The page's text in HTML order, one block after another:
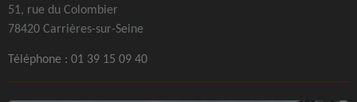
51, rue du Colombier
78420 Carrières-sur-Seine
Téléphone : 01 39 15 09 40